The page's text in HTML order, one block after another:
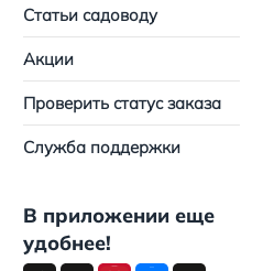
Статьи садоводу
Акции
Проверить статус заказа
Служба поддержки
В приложении еще
удобнее!